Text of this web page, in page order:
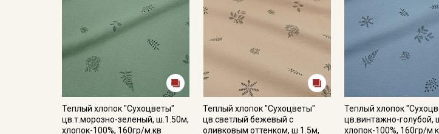
Теплый хлопок "Сухоцветы"
цв.т.морозно-зеленый, ш.1.50м,
хлопок-100%, 160гр/м.кв
Теплый хлопок "Сухоцветы"
цв.светлый бежевый с
оливковым оттенком, ш.1.5м,
Теплый хлопок
цв.винтажно-голубой,
хлопок-100%, 160гр/
Купава
Мы публикуем здесь
промокоды и скидки до
категории
Электронная почта